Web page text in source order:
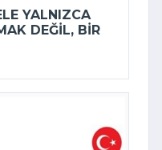
YALNIZCA
DEĞIL, BIR